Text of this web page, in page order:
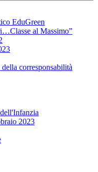
EduGreen
al Massimo”
corresponsabilità
2023